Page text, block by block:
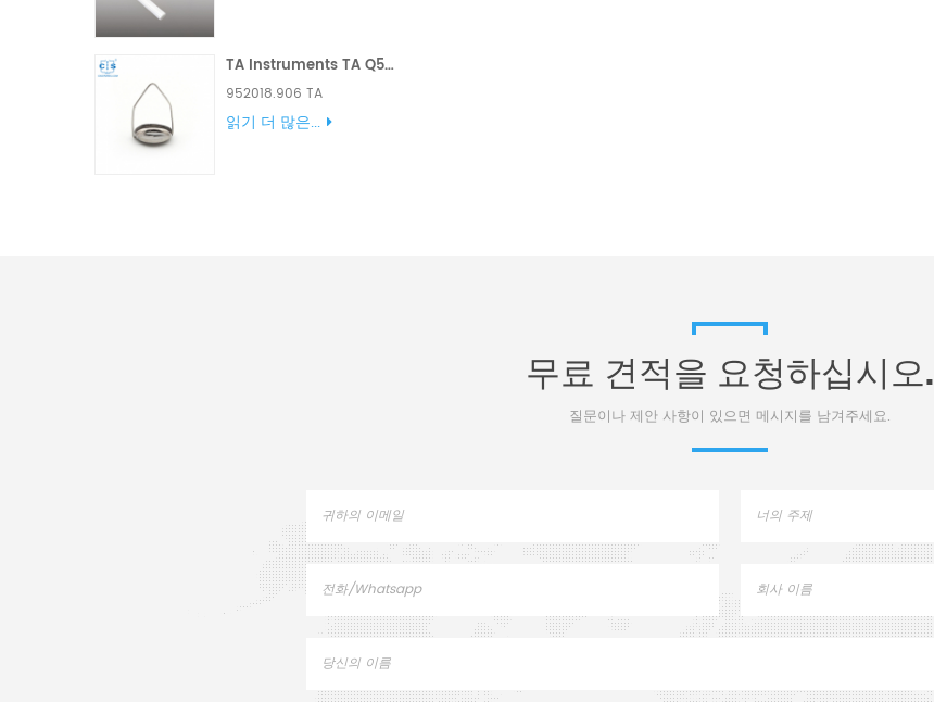
밀도, 굽힘 강도 및 파괴 강인
에 사용됩니다. 우리는 고객
사항에 따라 제품을 공급할
TA Instruments TA Q500/Q50/TGA2950/2050용 100µL 백금/Pt 도가니 TGA 샘플 팬 952018.906
952018.906 TA
Instruments TA
읽기 더 많은...
무료 견적을 요청하십시오.
질문이나 제안 사항이 있으면 메시지를 남겨주세요.